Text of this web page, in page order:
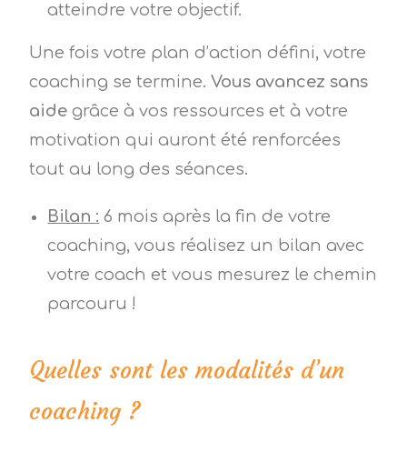
atteindre votre objectif.
Une fois votre plan d’action défini, votre
coaching se termine.Vous avancez sans
aide grâce à vos ressources et à votre
motivation qui auront été renforcées
tout au long des séances.
Bilan : 6 mois après la fin de votre
coaching, vous réalisez un bilan avec
votre coach et vous mesurez le chemin
parcouru !
Quelles sont les modalités d’un
coaching ?